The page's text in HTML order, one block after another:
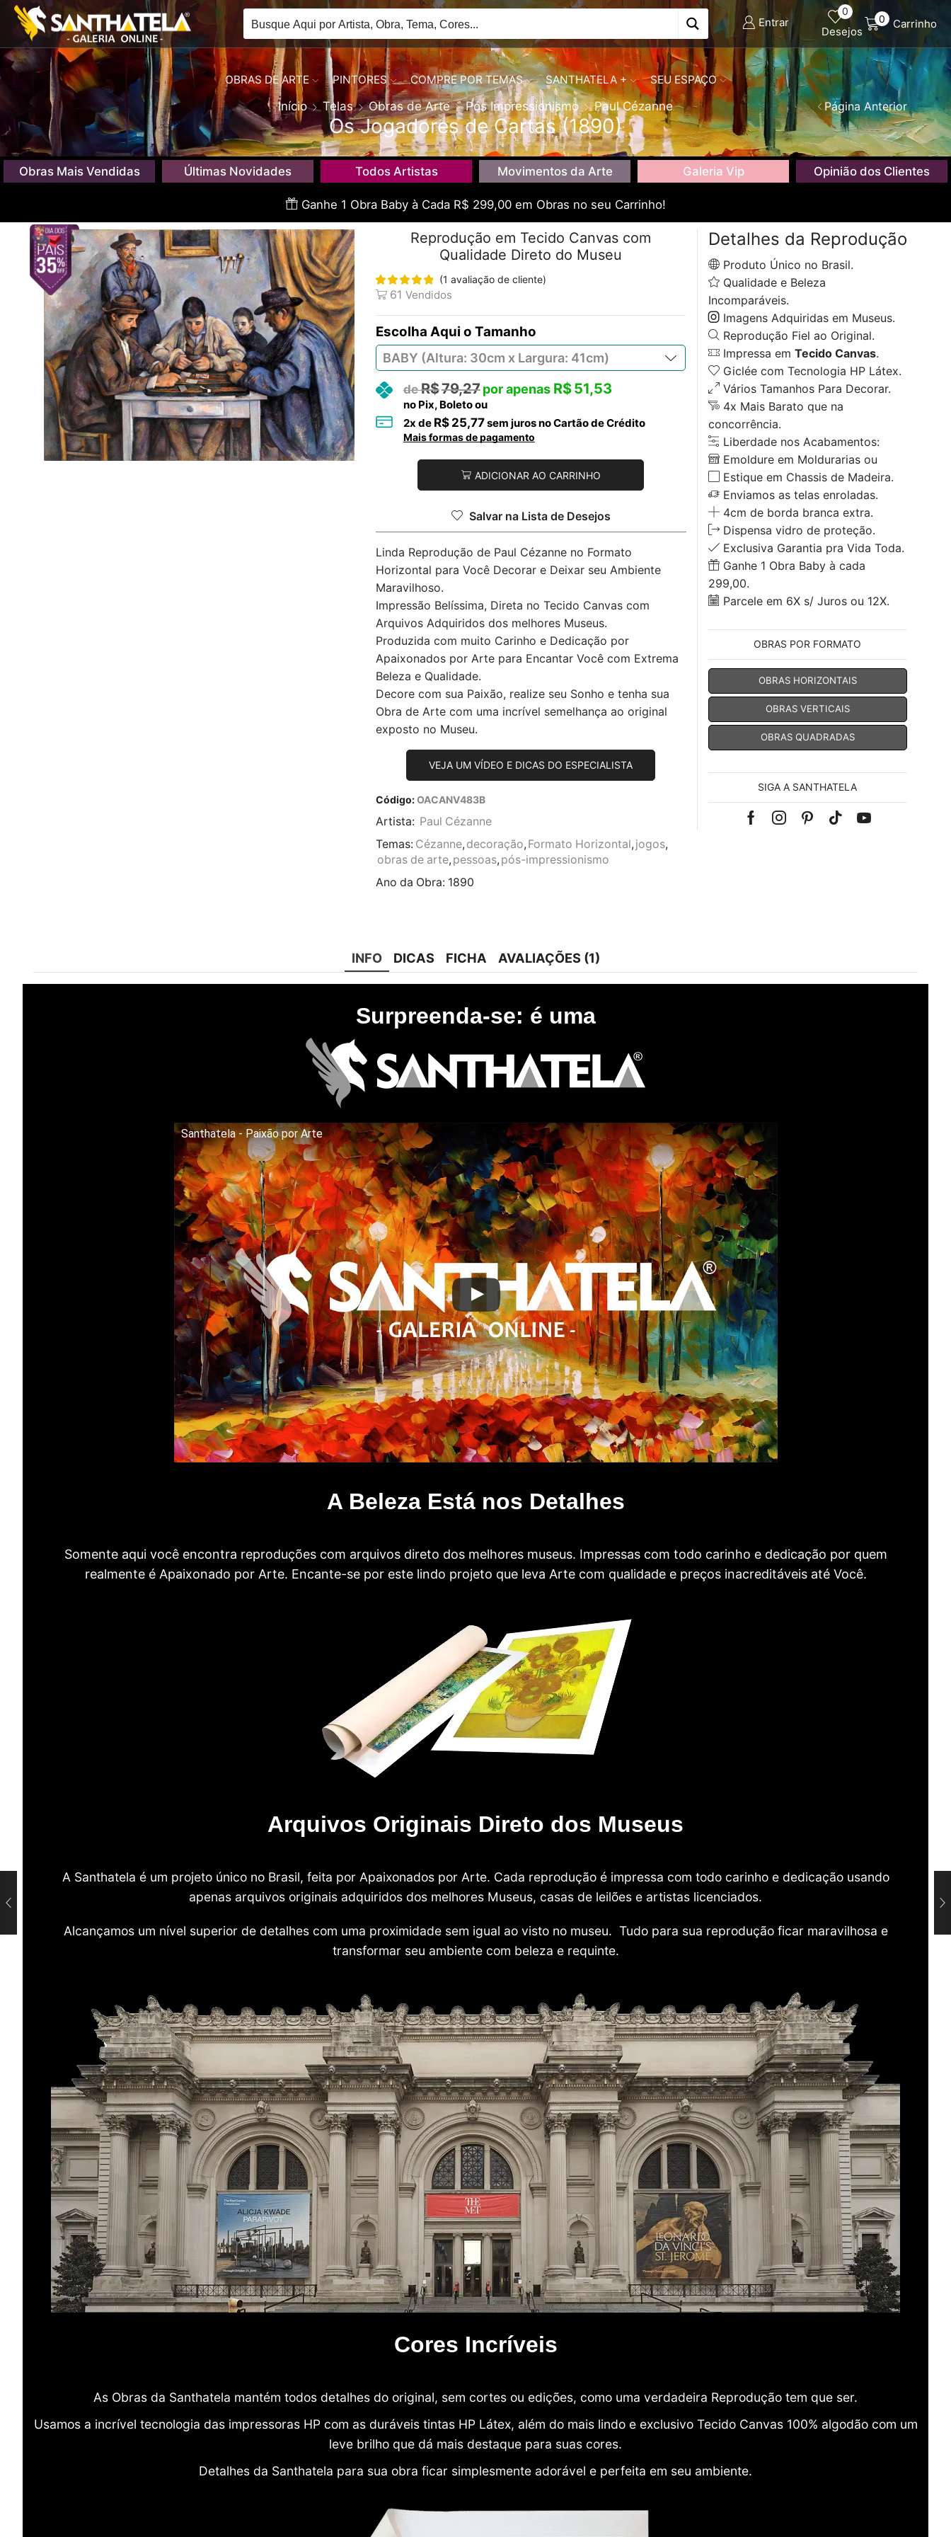
Entrar
0
Desejos
0 Carrinho
OBRAS DE ARTE PINTORES COMPRE POR TEMAS SANTHATELA + SEU ESPAÇO
Início Telas Obras de Arte Pós Impressionismo Paul Cézanne
Os Jogadores de Cartas (1890)
Página Anterior
Obras Mais Vendidas Últimas Novidades Todos Artistas Movimentos da Arte Galeria Vip Opinião dos Clientes
Ganhe 1 Obra Baby à Cada R$ 299,00 em Obras no seu Carrinho!
Reprodução em Tecido Canvas com
Qualidade Direto do Museu
(1 avaliação de cliente)
61 Vendidos
Tamanho
R$79,27 R$51,53
no Pix, Boleto ou
2x de R$ 25,77sem juros no Cartão de Crédito
Mais formas de pagamento
ADICIONAR AO CARRINHO
Salvar na Lista de Desejos
Linda Reprodução de Paul Cézanne no Formato
Horizontal para Você Decorar e Deixar seu Ambiente
Maravilhoso.
Impressão Belíssima, Direta no Tecido Canvas com
Arquivos Adquiridos dos melhores Museus.
Produzida com muito Carinho e Dedicação por
Apaixonados por Arte para Encantar Você com Extrema
Beleza e Qualidade.
Decore com sua Paixão, realize seu Sonho e tenha sua
Obra de Arte com uma incrível semelhança ao original
exposto no Museu.
VEJA UM VÍDEO E DICAS DO ESPECIALISTA
Código:OACANV483B
Artista: Paul Cézanne
Temas: Cézanne, decoração, Formato Horizontal, jogos,
obras de arte, pessoas, pós-impressionismo
Ano da Obra: 1890
Detalhes da Reprodução
Produto Único no Brasil.
Qualidade e Beleza
Incomparáveis.
Imagens Adquiridas em Museus.
Reprodução Fiel ao Original.
Impressa em Tecido Canvas.
Giclée com Tecnologia HP Látex.
Vários Tamanhos Para Decorar.
4x Mais Barato que na
concorrência.
Liberdade nos Acabamentos:
Emoldure em Moldurarias ou
Estique em Chassis de Madeira.
Enviamos as telas enroladas.
4cm de borda branca extra.
Dispensa vidro de proteção.
Exclusiva Garantia pra Vida Toda.
Ganhe 1 Obra Baby à cada
299,00.
Parcele em 6X s/ Juros ou 12X.
OBRAS POR FORMATO
OBRAS HORIZONTAIS
OBRAS VERTICAIS
OBRAS QUADRADAS
SIGA A SANTHATELA
FacebookInstagramPinterest
Tik-Youtube
INFO DICAS FICHA AVALIAÇÕES (1)
Surpreenda-se: é uma
Santhatela - Paixão por Arte
A Beleza Está nos Detalhes
Somente aqui você encontra reproduções com arquivos direto dos melhores museus. Impressas com todo carinho e dedicação por quem
realmente é Apaixonado por Arte. Encante-se por este lindo projeto que leva Arte com qualidade e preços inacreditáveis até Você.
Arquivos Originais Direto dos Museus
A Santhatela é um projeto único no Brasil, feita por Apaixonados por Arte. Cada reprodução é impressa com todo carinho e dedicação usando
apenas arquivos originais adquiridos dos melhores Museus, casas de leilões e artistas licenciados.
Alcançamos um nível superior de detalhes com uma proximidade sem igual ao visto no museu. Tudo para sua reprodução ficar maravilhosa e
transformar seu ambiente com beleza e requinte.
Cores Incríveis
As Obras da Santhatela mantém todos detalhes do original, sem cortes ou edições, como uma verdadeira Reprodução tem que ser.
Usamos a incrível tecnologia das impressoras HP com as duráveis tintas HP Látex, além do mais lindo e exclusivo Tecido Canvas 100% algodão com um
leve brilho que dá mais destaque para suas cores.
Detalhes da Santhatela para sua obra ficar simplesmente adorável e perfeita em seu ambiente.